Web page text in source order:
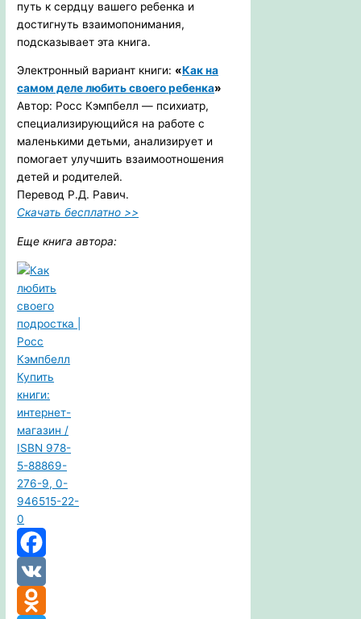
путь к сердцу вашего ребенка и
достигнуть взаимопонимания,
подсказывает эта книга.
Электронный вариант книги: «Как на
самом деле любить своего ребенка»
Автор: Росс Кэмпбелл — психиатр,
специализирующийся на работе с
маленькими детьми, анализирует и
помогает улучшить взаимоотношения
детей и родителей.
Перевод Р.Д. Равич.
Скачать бесплатно >>
Еще книга автора:
Facebook
VK